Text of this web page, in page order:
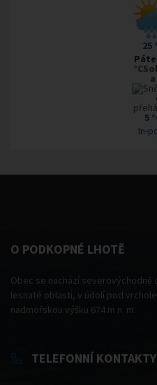
25
a
5
In-
O PODKOPNÉ LHOTĚ
Obec se nachází severovýchodně
lesnaté oblasti, v údolí pod
nadmořskou výšku 674 m n. m.
TELEFONNÍ KONTAKTY